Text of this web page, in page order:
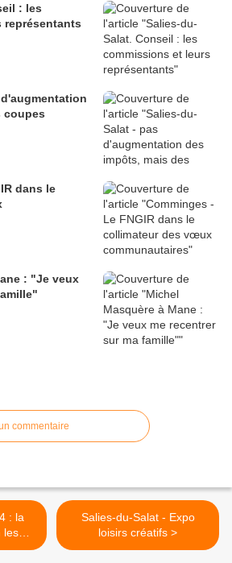
: les
représentants
coupes
dans le
: "Je veux
commentaire
les
Salies-du-Salat - Expo
loisirs créatifs >